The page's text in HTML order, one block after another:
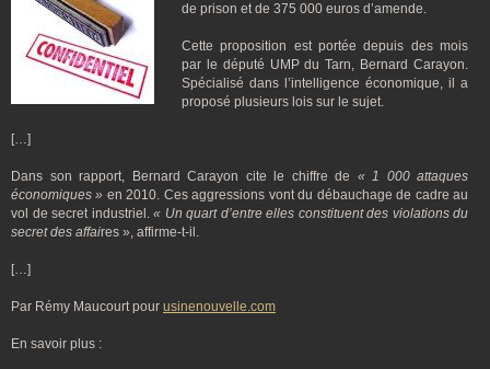
de prison et de 375 000 euros d’amende.
Cette proposition est portée depuis des mois
par le député UMP du Tarn, Bernard Carayon.
Spécialisé dans l’intelligence économique, il a
proposé plusieurs lois sur le sujet.
[…]
Dans son rapport, Bernard Carayon cite le chiffre de « 1 000 attaques
économiques » en 2010. Ces aggressions vont du débauchage de cadre au
vol de secret industriel. « Un quart d’entre elles constituent des violations du
secret des affaires », affirme-t-il.
[…]
Par Rémy Maucourt pour usinenouvelle.com
En savoir plus :